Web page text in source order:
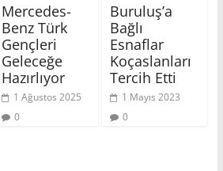
Mercedes-
Benz Türk
Gençleri
Geleceğe
Hazırlıyor
1 Ağustos 2025
0
Buruluş’a
Bağlı
Esnaflar
Koçaslanları
Tercih Etti
1 Mayıs 2023
0